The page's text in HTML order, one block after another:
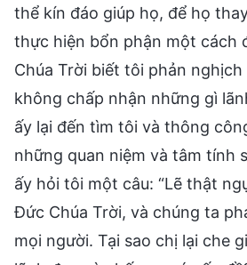
thể kín đáo giúp họ, để họ
thực hiện bổn phận một cách
Chúa Trời biết tôi phản
không chấp nhận những gì
ấy lại đến tìm tôi và thông
những quan niệm và tâm tính
ấy hỏi tôi một câu: “Lẽ thật
Đức Chúa Trời, và chúng ta
mọi người. Tại sao chị lại che